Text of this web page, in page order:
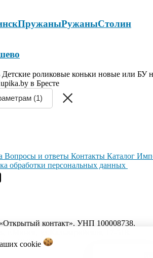
ПружаныРужаныСтолин
роликовые коньки новые или БУ
в Бресте
(1)
cookie
Вопросы и ответы Контакты Каталог
обработки персональных данных
контакт». УНП 100008738.
до 18:00.